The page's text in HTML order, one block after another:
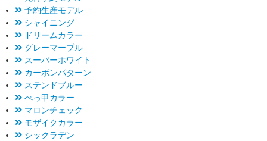
予約生産モデル
シャイニング
ドリームカラー
グレーマーブル
スーパーホワイト
カーボンパターン
ステンドブルー
べっ甲カラー
マロンチェック
モザイクカラー
シックラデン